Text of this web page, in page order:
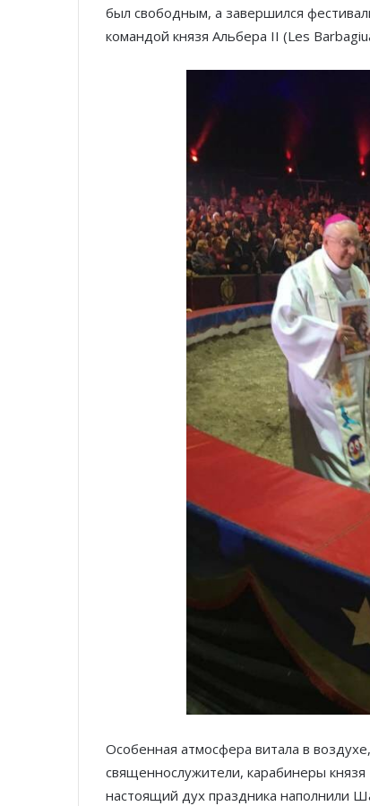
был свободным, а завершился
командой князя Альбера II (Les
Особенная атмосфера витала в
священнослужители, карабинеры
настоящий дух праздника наполнили